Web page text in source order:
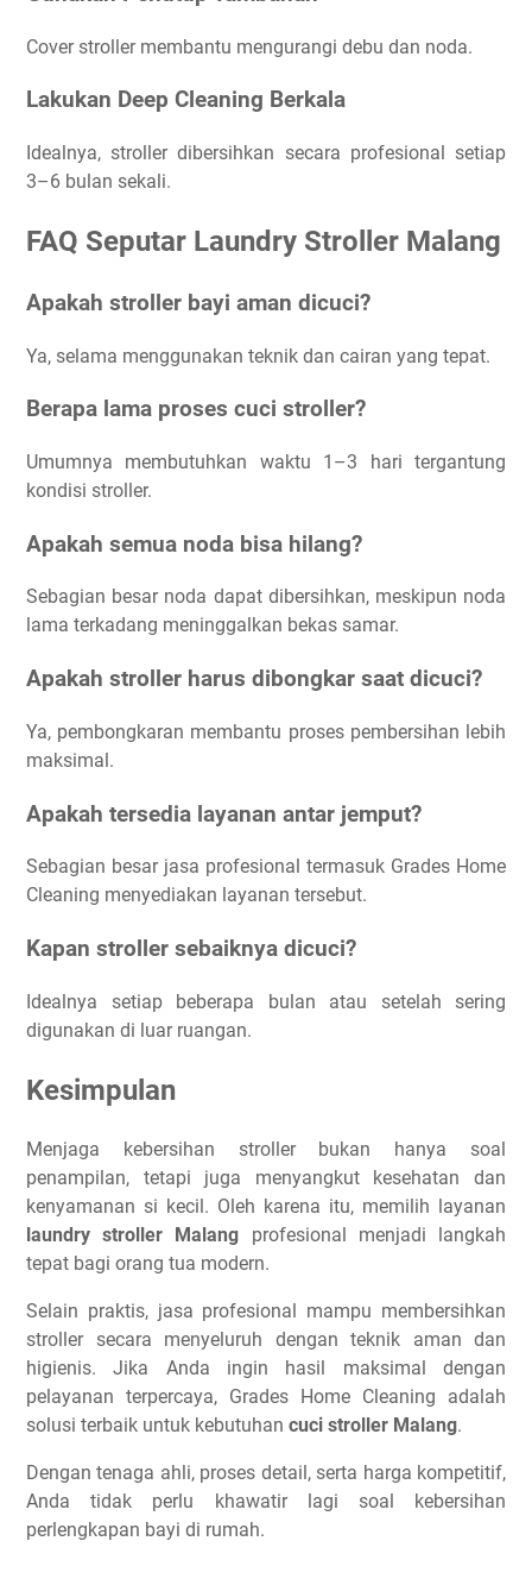
Cover stroller membantu mengurangi debu dan noda.
Lakukan Deep Cleaning Berkala
Idealnya, stroller dibersihkan secara profesional setiap
3–6 bulan sekali.
FAQ Seputar Laundry Stroller Malang
Apakah stroller bayi aman dicuci?
Ya, selama menggunakan teknik dan cairan yang tepat.
Berapa lama proses cuci stroller?
Umumnya membutuhkan waktu 1–3 hari tergantung
kondisi stroller.
Apakah semua noda bisa hilang?
Sebagian besar noda dapat dibersihkan, meskipun noda
lama terkadang meninggalkan bekas samar.
Apakah stroller harus dibongkar saat dicuci?
Ya, pembongkaran membantu proses pembersihan lebih
maksimal.
Apakah tersedia layanan antar jemput?
Sebagian besar jasa profesional termasuk Grades Home
Cleaning menyediakan layanan tersebut.
Kapan stroller sebaiknya dicuci?
Idealnya setiap beberapa bulan atau setelah sering
digunakan di luar ruangan.
Kesimpulan
Menjaga kebersihan stroller bukan hanya soal
penampilan, tetapi juga menyangkut kesehatan dan
kenyamanan si kecil. Oleh karena itu, memilih layanan
laundry stroller Malang profesional menjadi langkah
tepat bagi orang tua modern.
Selain praktis, jasa profesional mampu membersihkan
stroller secara menyeluruh dengan teknik aman dan
higienis. Jika Anda ingin hasil maksimal dengan
pelayanan terpercaya, Grades Home Cleaning adalah
solusi terbaik untuk kebutuhan cuci stroller Malang.
Dengan tenaga ahli, proses detail, serta harga kompetitif,
Anda tidak perlu khawatir lagi soal kebersihan
perlengkapan bayi di rumah.